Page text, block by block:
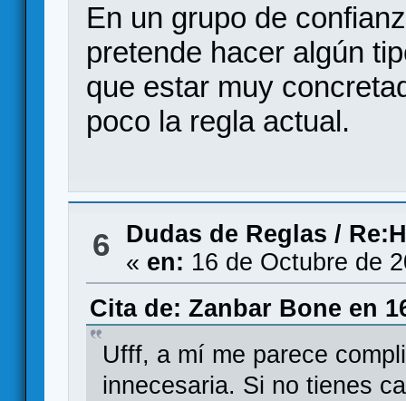
En un grupo de
pretende hacer algún
que estar muy
poco la regla actual.
6 Dudas de Reglas /
« en: 16 de Octubre de
Cita de: Zanbar Bone en
Ufff, a mí me parece
innecesaria. Si no tienes